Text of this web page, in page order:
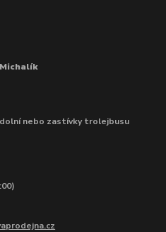
nebo zastívky trolejbusu